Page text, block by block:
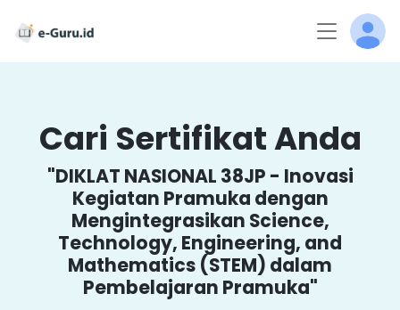
Cari Sertifikat Anda
"DIKLAT NASIONAL 38JP - Inovasi
Kegiatan Pramuka dengan
Mengintegrasikan Science,
Technology, Engineering, and
Mathematics (STEM) dalam
Pembelajaran Pramuka"